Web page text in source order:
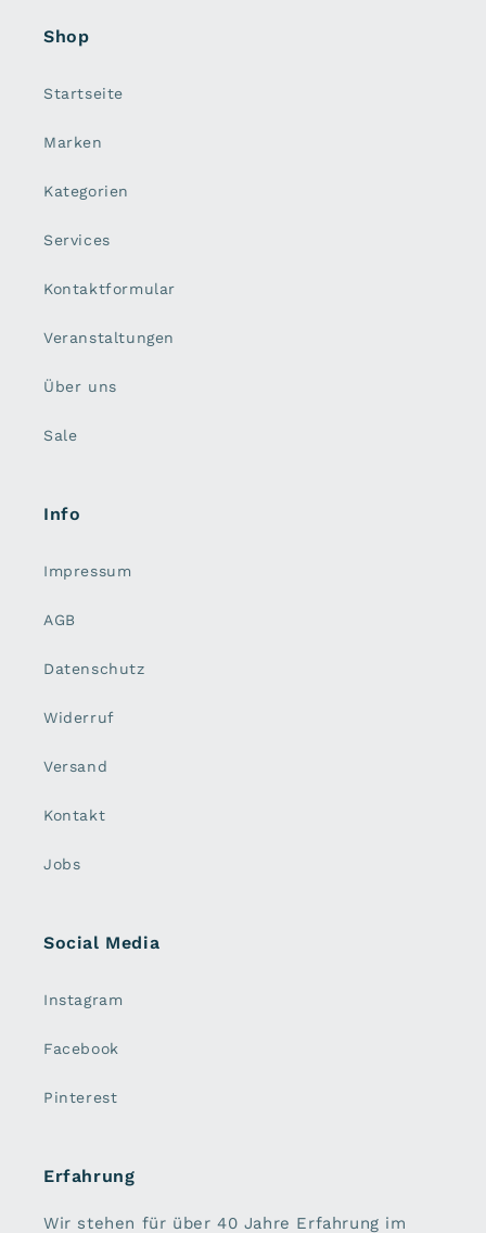
Shop
Startseite
Marken
Kategorien
Services
Kontaktformular
Veranstaltungen
Über uns
Sale
Info
Impressum
AGB
Datenschutz
Widerruf
Versand
Kontakt
Jobs
Social Media
Instagram
Facebook
Pinterest
Erfahrung
Wir stehen für über 40 Jahre Erfahrung im